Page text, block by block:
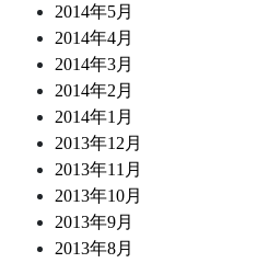
2014年5月
2014年4月
2014年3月
2014年2月
2014年1月
2013年12月
2013年11月
2013年10月
2013年9月
2013年8月